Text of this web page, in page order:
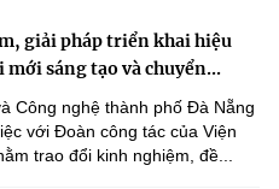
giải pháp triển khai hiệu
sáng tạo và chuyển...
Công nghệ thành phố Đà Nẵng
với Đoàn công tác của Viện
trao đổi kinh nghiệm, đề...